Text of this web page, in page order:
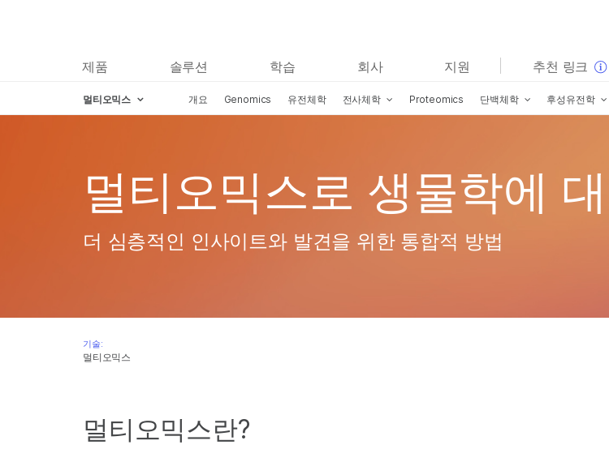
제품 솔루션 학습 회사 지원 추천 링크
멀티오믹스 개요 Genomics 유전체학 전사체학 Proteomics 단백체학 후성유전학
멀티오믹스
멀티오믹스로 생물학에
더 심층적인 인사이트와 발견을 위한 통합적 방법
기술:
멀티오믹스란?
보다 관련성이 높은 콘텐츠를 확인하실
관심 분야를 선택해 주세요:
암 연구
임상